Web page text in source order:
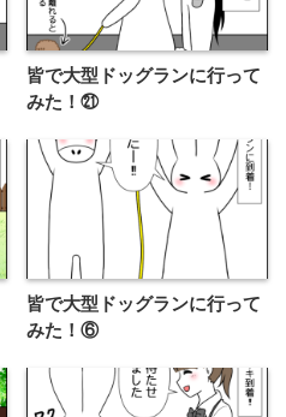
皆で大型ドッグランに行って
みた！㉑
皆で大型ドッグランに行って
みた！⑥